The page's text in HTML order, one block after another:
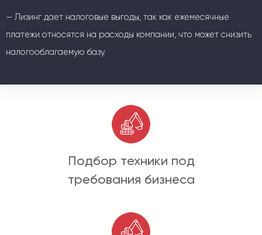
— Лизинг дает налоговые выгоды, так как ежемесячные
платежи относятся на расходы компании, что может снизить
налогооблагаемую базу.
Подбор техники под
требования бизнеса